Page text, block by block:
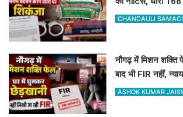
दबाव बनाने की पहल
CHANDAULI
नौगढ़ में मिशन शक्ति
बाद भी FIR नहीं,
पहुंची विधवा महिला
ASHOK KUMAR